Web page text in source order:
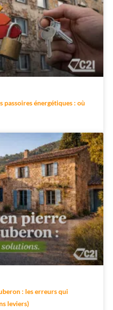
énergétiques : où
: les erreurs qui
leviers)